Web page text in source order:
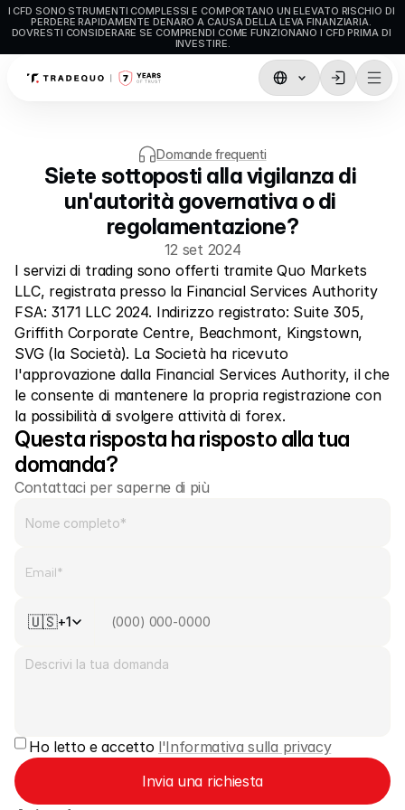
I CFD SONO STRUMENTI COMPLESSI E COMPORTANO UN ELEVATO RISCHIO DI
PERDERE RAPIDAMENTE DENARO A CAUSA DELLA LEVA FINANZIARIA.
DOVRESTI CONSIDERARE SE COMPRENDI COME FUNZIONANO I CFD PRIMA DI
INVESTIRE.
MetaTrader5
MetaTrader4
Depositi e prelievi
Tipi di Conto
Specifiche del Conto
Mercati
Forex
Metalli
Indici
Azienda
Chi siamo
Informativa sulla privacy
Domande frequenti
Siete sottoposti alla vigilanza di
un'autorità governativa o di
regolamentazione?
12 set 2024
I servizi di trading sono offerti tramite Quo Markets
LLC, registrata presso la Financial Services Authority
FSA: 3171 LLC 2024. Indirizzo registrato: Suite 305,
Griffith Corporate Centre, Beachmont, Kingstown,
SVG (la Società). La Società ha ricevuto
l'approvazione dalla Financial Services Authority, il che
le consente di mantenere la propria registrazione con
la possibilità di svolgere attività di forex.
Questa risposta ha risposto alla tua
domanda?
Contattaci per saperne di più
🇺🇸+1
Ho letto e accetto l'Informativa sulla privacy
Invia una richiesta